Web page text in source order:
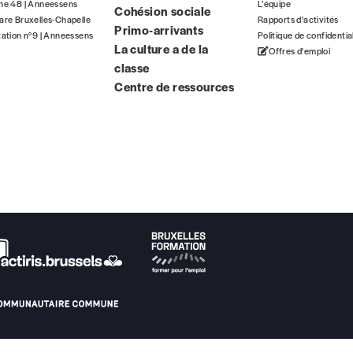
commandez au numéro.
papier ou numérique.
IBAN BE34 0010 7305 2190
moment, même après avoir reçu plusieurs numéros. Ce
Par numéro
48 | Anneessens
Bruxelles-Chapelle
n°9 | Anneessens
Cohésion sociale
Primo-arrivants
La culture a de la
classe
Centre de ressources
L’équipe
Rapports d'activités
Politique de
Offres d'emploi